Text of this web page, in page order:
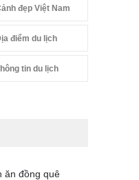
đẹp Việt Nam
điểm du lịch
tin du lịch
ăn đồng quê